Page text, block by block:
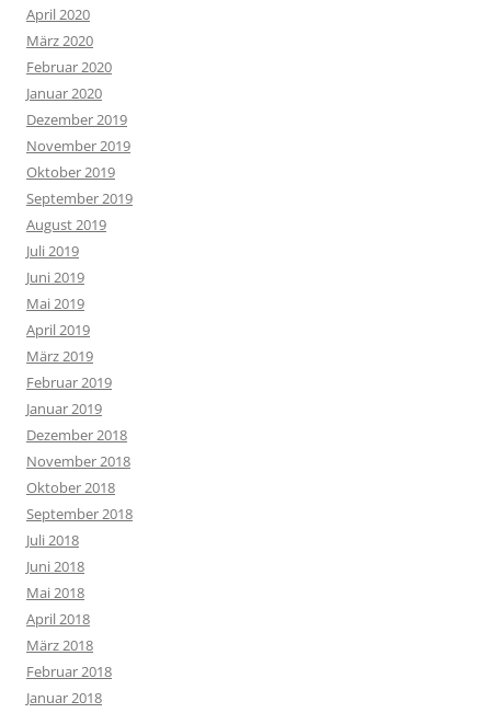
April 2020
März 2020
Februar 2020
Januar 2020
Dezember 2019
November 2019
Oktober 2019
September 2019
August 2019
Juli 2019
Juni 2019
Mai 2019
April 2019
März 2019
Februar 2019
Januar 2019
Dezember 2018
November 2018
Oktober 2018
September 2018
Juli 2018
Juni 2018
Mai 2018
April 2018
März 2018
Februar 2018
Januar 2018